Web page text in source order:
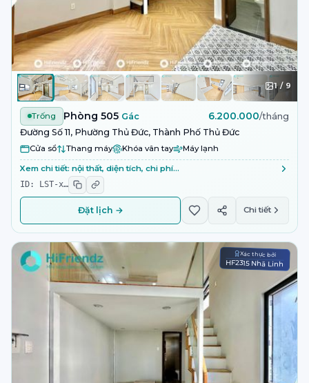
1/ 9
Trống Phòng 505 Gác 6.200.000/tháng
Đường Số 11, Phường Thủ Đức, Thành Phố Thủ Đức
Cửa sổ Thang máy Khóa vân tay Máy lạnh
Xem chi tiết: nội thất, diện tích, chi phí…
ID:
LST-x…
Đặt lịch → Chi tiết
Xác thực bởi
HF2315 Nhã Linh